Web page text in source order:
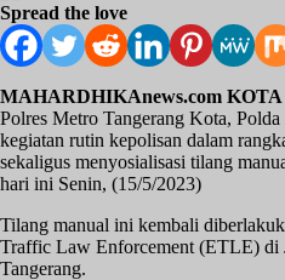
Spread the love
MAHARDHIKAnews.com
Polres Metro Tangerang Kota,
kegiatan rutin kepolisan dalam
sekaligus menyosialisasi tilang
hari ini Senin, (15/5/2023)
Tilang manual ini kembali
Traffic Law Enforcement (ETLE) di
Tangerang.